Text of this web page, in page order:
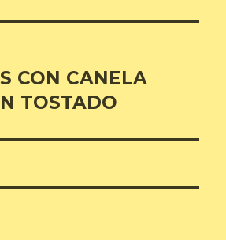
CON CANELA
TOSTADO